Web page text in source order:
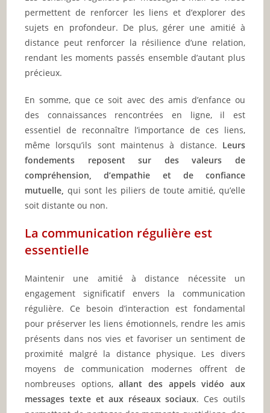
permettent de renforcer les liens et d’explorer des
sujets en profondeur. De plus, gérer une amitié à
distance peut renforcer la résilience d’une relation,
rendant les moments passés ensemble d’autant plus
précieux.
En somme, que ce soit avec des amis d’enfance ou
des connaissances rencontrées en ligne, il est
essentiel de reconnaître l’importance de ces liens,
même lorsqu’ils sont maintenus à distance. Leurs
fondements reposent sur des valeurs de
compréhension, d’empathie et de confiance
mutuelle, qui sont les piliers de toute amitié, qu’elle
soit distante ou non.
La communication régulière est
essentielle
Maintenir une amitié à distance nécessite un
engagement significatif envers la communication
régulière. Ce besoin d’interaction est fondamental
pour préserver les liens émotionnels, rendre les amis
présents dans nos vies et favoriser un sentiment de
proximité malgré la distance physique. Les divers
moyens de communication modernes offrent de
nombreuses options,allant des appels vidéo aux
messages texte et aux réseaux sociaux. Ces outils